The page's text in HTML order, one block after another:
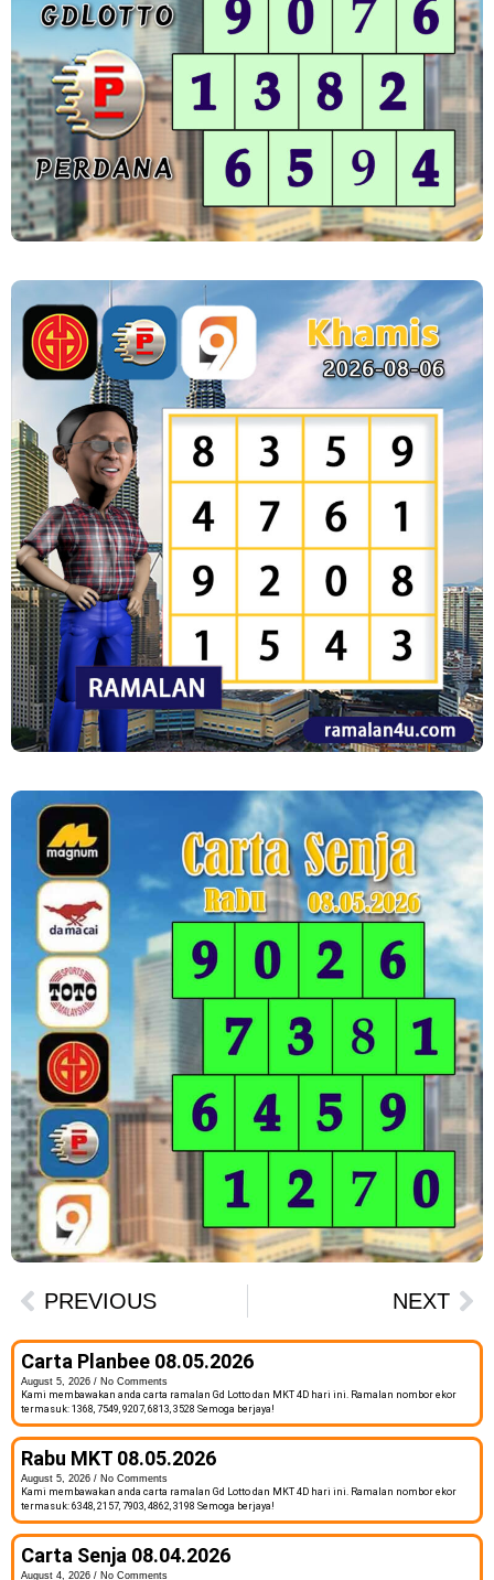
PREVIOUS NEXT
Carta Planbee 08.05.2026
August 5, 2026
No Comments
Kami membawakan anda carta ramalan Gd Lotto dan MKT 4D hari ini. Ramalan nombor ekor
termasuk: 1368, 7549, 9207, 6813, 3528 Semoga berjaya!
Rabu MKT 08.05.2026
August 5, 2026
No Comments
Kami membawakan anda carta ramalan Gd Lotto dan MKT 4D hari ini. Ramalan nombor ekor
termasuk: 6348, 2157, 7903, 4862, 3198 Semoga berjaya!
Carta Senja 08.04.2026
August 4, 2026
No Comments